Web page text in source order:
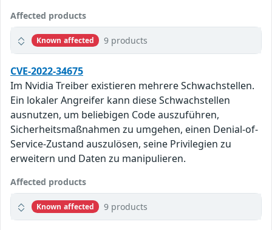
Affected products
Known affected 9 products
CVE-2022-34675
Im Nvidia Treiber existieren mehrere Schwachstellen.
Ein lokaler Angreifer kann diese Schwachstellen
ausnutzen, um beliebigen Code auszuführen,
Sicherheitsmaßnahmen zu umgehen, einen Denial-of-
Service-Zustand auszulösen, seine Privilegien zu
erweitern und Daten zu manipulieren.
Affected products
Known affected 9 products